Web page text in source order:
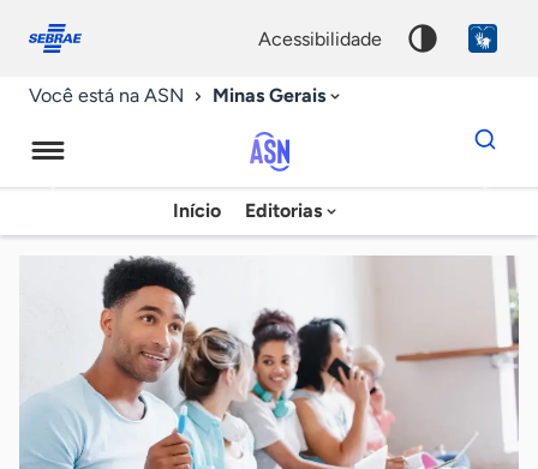
conosco
acessibilidade
Você está na ASN Minas Gerais
Agência
Sebrae
Notícias
Início Editorias
Dados
para
chave